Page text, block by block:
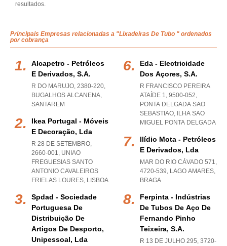
resultados.
Principais Empresas relacionadas a "Lixadeiras De Tubo " ordenados
por cobrança
Alcapetro - Petróleos
E Derivados, S.a.
R DO MARUJO, 2380-220,
BUGALHOS ALCANENA,
SANTAREM
Ikea Portugal - Móveis
E Decoração, Lda
R 28 DE SETEMBRO,
2660-001, UNIAO
FREGUESIAS SANTO
ANTONIO CAVALEIROS
FRIELAS LOURES, LISBOA
Spdad - Sociedade
Portuguesa De
Distribuição De
Artigos De Desporto,
Unipessoal, Lda
Eda - Electricidade
Dos Açores, S.a.
R FRANCISCO PEREIRA
ATAÍDE 1, 9500-052,
PONTA DELGADA SAO
SEBASTIAO, ILHA SAO
MIGUEL PONTA DELGADA
Ilídio Mota - Petróleos
E Derivados, Lda
MAR DO RIO CÁVADO 571,
4720-539, LAGO AMARES,
BRAGA
Ferpinta - Indústrias
De Tubos De Aço De
Fernando Pinho
Teixeira, S.a.
R 13 DE JULHO 295, 3720-